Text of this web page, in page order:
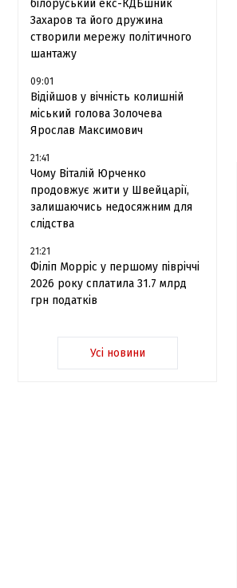
білоруський екс-КДБшник
Захаров та його дружина
створили мережу політичного
шантажу
09:01
Відійшов у вічність колишній
міський голова Золочева
Ярослав Максимович
21:41
Чому Віталій Юрченко
продовжує жити у Швейцарії,
залишаючись недосяжним для
слідства
21:21
Філіп Морріс у першому півріччі
2026 року сплатила 31.7 млрд
грн податків
Усі новини